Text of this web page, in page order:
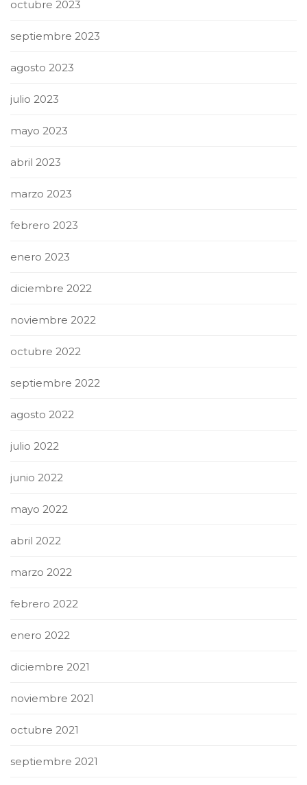
octubre 2023
septiembre 2023
agosto 2023
julio 2023
mayo 2023
abril 2023
marzo 2023
febrero 2023
enero 2023
diciembre 2022
noviembre 2022
octubre 2022
septiembre 2022
agosto 2022
julio 2022
junio 2022
mayo 2022
abril 2022
marzo 2022
febrero 2022
enero 2022
diciembre 2021
noviembre 2021
octubre 2021
septiembre 2021